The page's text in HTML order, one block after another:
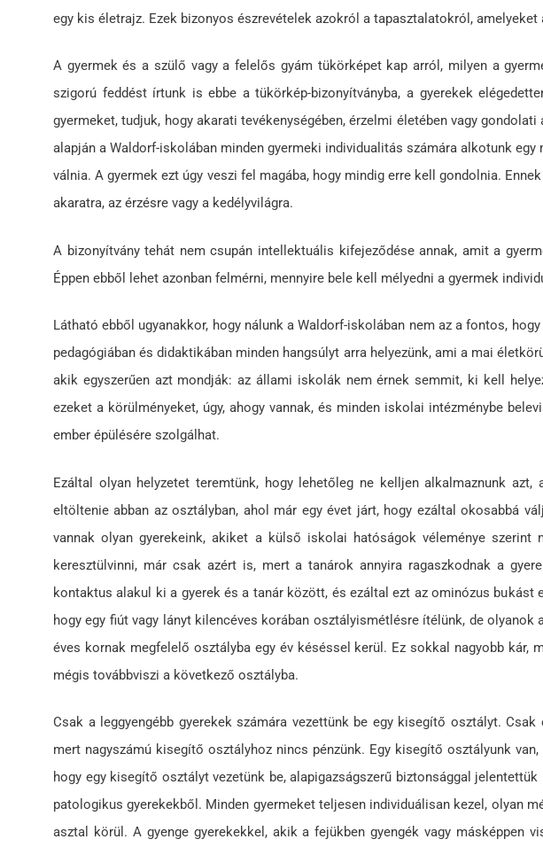
egy kis életrajz. Ezek bizonyos észrevételek azokról a tapasztalatokról,
A gyermek és a szülő vagy a felelős gyám tükörképet kap arról, milyen a
szigorú feddést írtunk is ebbe a tükörkép-bizonyítványba, a gyerekek
gyermeket, tudjuk, hogy akarati tevékenységében, érzelmi életében vagy
alapján a Waldorf-iskolában minden gyermeki individualitás számára alkotunk
válnia. A gyermek ezt úgy veszi fel magába, hogy mindig erre kell gondolnia.
akaratra, az érzésre vagy a kedélyvilágra.
A bizonyítvány tehát nem csupán intellektuális kifejeződése annak, amit a
Éppen ebből lehet azonban felmérni, mennyire bele kell mélyedni a gyermek
Látható ebből ugyanakkor, hogy nálunk a Waldorf-iskolában nem az a fontos,
pedagógiában és didaktikában minden hangsúlyt arra helyezünk, ami a mai
akik egyszerűen azt mondják: az állami iskolák nem érnek semmit, ki kell
ezeket a körülményeket, úgy, ahogy vannak, és minden iskolai intézménybe
ember épülésére szolgálhat.
Ezáltal olyan helyzetet teremtünk, hogy lehetőleg ne kelljen alkalmaznunk
eltöltenie abban az osztályban, ahol már egy évet járt, hogy ezáltal okosabbá
vannak olyan gyerekeink, akiket a külső iskolai hatóságok véleménye
keresztülvinni, már csak azért is, mert a tanárok annyira ragaszkodnak a
kontaktus alakul ki a gyerek és a tanár között, és ezáltal ezt az ominózus
hogy egy fiút vagy lányt kilencéves korában osztályismétlésre ítélünk, de
éves kornak megfelelő osztályba egy év késéssel kerül. Ez sokkal nagyobb
mégis továbbviszi a következő osztályba.
Csak a leggyengébb gyerekek számára vezettünk be egy kisegítő osztályt.
mert nagyszámú kisegítő osztályhoz nincs pénzünk. Egy kisegítő osztályunk
hogy egy kisegítő osztályt vezetünk be, alapigazságszerű biztonsággal
patologikus gyerekekből. Minden gyermeket teljesen individuálisan kezel, olyan
asztal körül. A gyenge gyerekekkel, akik a fejükben gyengék vagy másképpen